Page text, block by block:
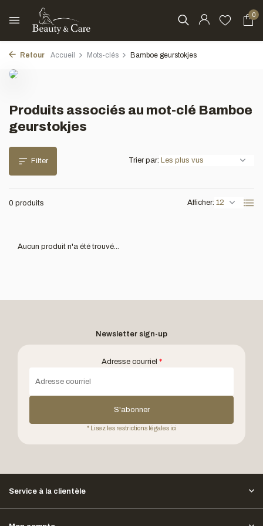
0
Retour Accueil Mots-clés Bamboe geurstokjes
Produits associés au mot-clé Bamboe
geurstokjes
Filter
0 produits Afficher:
Trier par:
Aucun produit n'a été trouvé...
Newsletter sign-up
Adresse courriel *
S'abonner
* Lisez les restrictions légales ici
Service à la clientèle